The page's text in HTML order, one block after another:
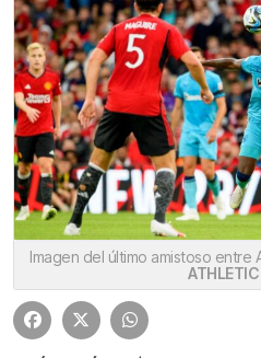
Imagen del último amistoso